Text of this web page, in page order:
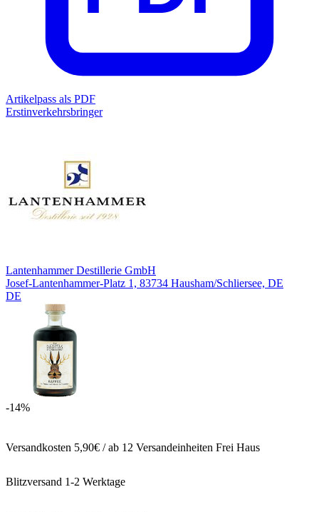
Artikelpass als PDF
Erstinverkehrsbringer
Lantenhammer Destillerie GmbH
Josef-Lantenhammer-Platz 1, 83734 Hausham/Schliersee, DE
DE
-14%
Versandkosten 5,90€ / ab 12 Versandeinheiten Frei Haus
Blitzversand 1-2 Werktage